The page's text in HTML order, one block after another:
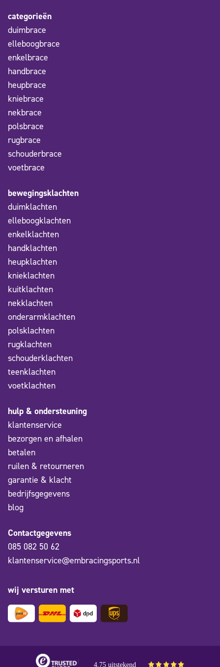
categorieën
duimbrace
elleboogbrace
enkelbrace
handbrace
heupbrace
kniebrace
nekbrace
polsbrace
rugbrace
schouderbrace
voetbrace
bewegingsklachten
duimklachten
elleboogklachten
enkelklachten
handklachten
heupklachten
knieklachten
kuitklachten
nekklachten
onderarmklachten
polsklachten
rugklachten
schouderklachten
teenklachten
voetklachten
hulp & ondersteuning
klantenservice
bezorgen en afhalen
betalen
ruilen & retourneren
garantie & klacht
bedrijfsgegevens
blog
Contactgegevens
085 082 50 62
klantenservice@embracingsports.nl
wij versturen met
4,75 uitstekend